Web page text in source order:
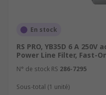
En stock
RS PRO, YB35D 6 A
Power Line Filter, Fast-
N° de stock RS 286-7295
Sous-total (1 unité)